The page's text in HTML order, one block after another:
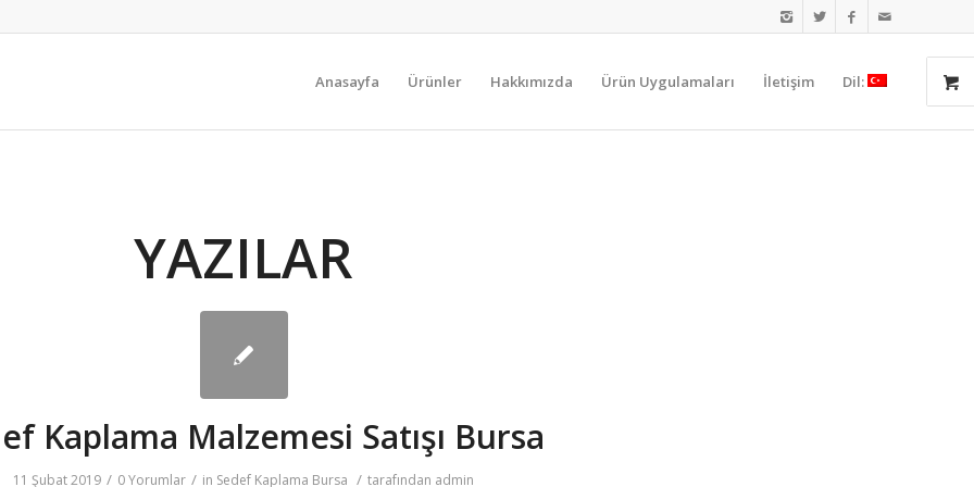
Anasayfa Ürünler Hakkımızda Ürün Uygulamaları İletişim Dil:
YAZILAR
Kaplama Malzemesi Satışı Bursa
11 Şubat 2019 / 0 Yorumlar / in Sedef Kaplama Bursa / tarafından admin